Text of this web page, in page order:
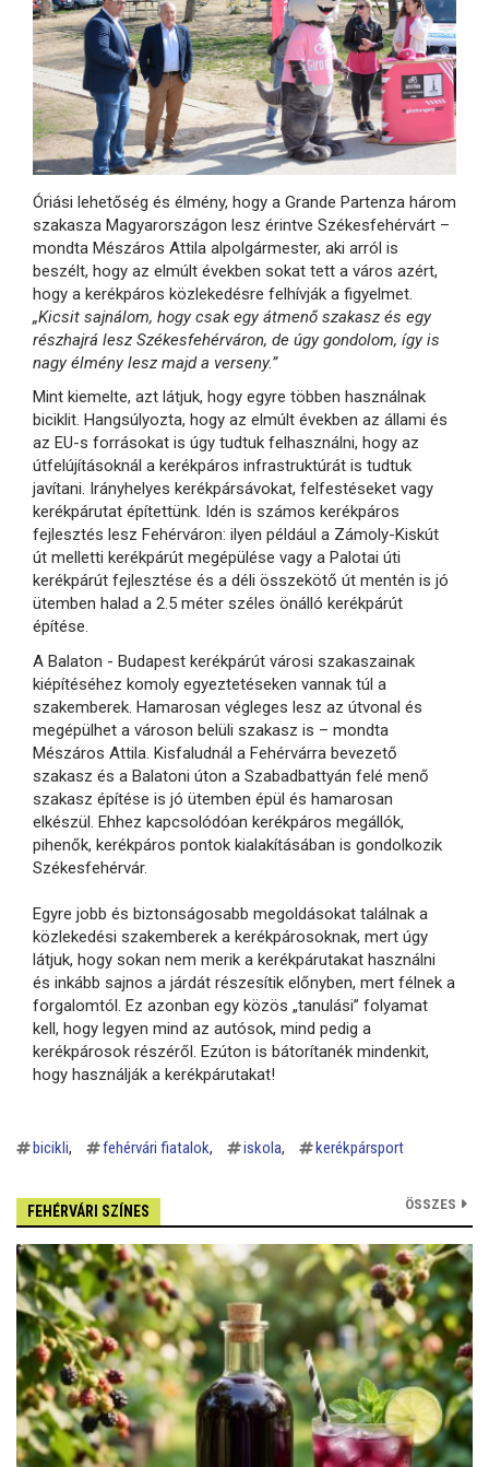
Óriási lehetőség és élmény, hogy a Grande Partenza három
szakasza Magyarországon lesz érintve Székesfehérvárt –
mondta Mészáros Attila alpolgármester, aki arról is
beszélt, hogy az elmúlt években sokat tett a város azért,
hogy a kerékpáros közlekedésre felhívják a figyelmet.
„Kicsit sajnálom, hogy csak egy átmenő szakasz és egy
részhajrá lesz Székesfehérváron, de úgy gondolom, így is
nagy élmény lesz majd a verseny.”
Mint kiemelte, azt látjuk, hogy egyre többen használnak
biciklit. Hangsúlyozta, hogy az elmúlt években az állami és
az EU-s forrásokat is úgy tudtuk felhasználni, hogy az
útfelújításoknál a kerékpáros infrastruktúrát is tudtuk
javítani. Irányhelyes kerékpársávokat, felfestéseket vagy
kerékpárutat építettünk. Idén is számos kerékpáros
fejlesztés lesz Fehérváron: ilyen például a Zámoly-Kiskút
út melletti kerékpárút megépülése vagy a Palotai úti
kerékpárút fejlesztése és a déli összekötő út mentén is jó
ütemben halad a 2.5 méter széles önálló kerékpárút
építése.
A Balaton - Budapest kerékpárút városi szakaszainak
kiépítéséhez komoly egyeztetéseken vannak túl a
szakemberek. Hamarosan végleges lesz az útvonal és
megépülhet a városon belüli szakasz is – mondta
Mészáros Attila. Kisfaludnál a Fehérvárra bevezető
szakasz és a Balatoni úton a Szabadbattyán felé menő
szakasz építése is jó ütemben épül és hamarosan
elkészül. Ehhez kapcsolódóan kerékpáros megállók,
pihenők, kerékpáros pontok kialakításában is gondolkozik
Székesfehérvár.
Egyre jobb és biztonságosabb megoldásokat találnak a
közlekedési szakemberek a kerékpárosoknak, mert úgy
látjuk, hogy sokan nem merik a kerékpárutakat használni
és inkább sajnos a járdát részesítik előnyben, mert félnek a
forgalomtól. Ez azonban egy közös „tanulási” folyamat
kell, hogy legyen mind az autósok, mind pedig a
kerékpárosok részéről. Ezúton is bátorítanék mindenkit,
hogy használják a kerékpárutakat!
bicikli fehérvári fiatalok iskola kerékpársport
FEHÉRVÁRI SZÍNES ÖSSZES